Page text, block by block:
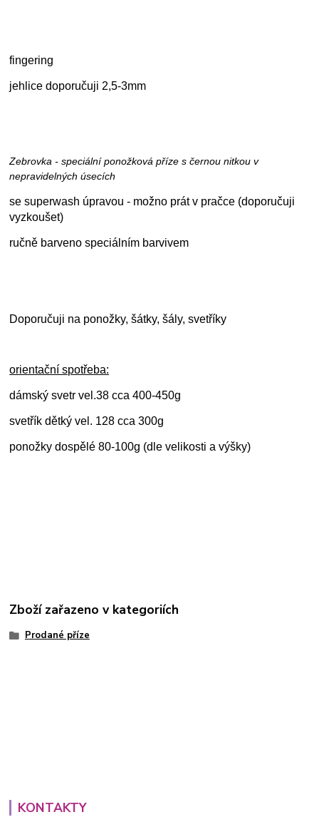
fingering
jehlice doporučuji 2,5-3mm
Zebrovka - speciální ponožková příze s černou nitkou v
nepravidelných úsecích
se superwash úpravou - možno prát v pračce (doporučuji
vyzkoušet)
ručně barveno speciálním barvivem
Doporučuji na ponožky, šátky, šály, svetříky
orientační spotřeba:
dámský svetr vel.38 cca 400-450g
svetřík dětký vel. 128 cca 300g
ponožky dospělé 80-100g (dle velikosti a výšky)
Zboží zařazeno v kategoriích
Prodané příze
KONTAKTY